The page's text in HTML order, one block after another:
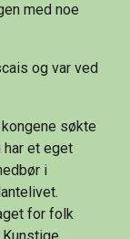
med noe
og var ved
søkte
et eget
i
for folk